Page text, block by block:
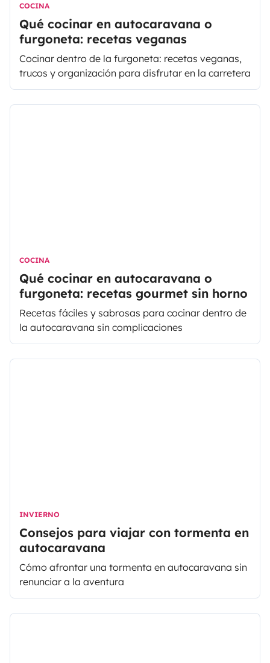
COCINA
Qué cocinar en autocaravana o
furgoneta: recetas veganas
Cocinar dentro de la furgoneta: recetas veganas,
trucos y organización para disfrutar en la carretera
COCINA
Qué cocinar en autocaravana o
furgoneta: recetas gourmet sin horno
Recetas fáciles y sabrosas para cocinar dentro de
la autocaravana sin complicaciones
INVIERNO
Consejos para viajar con tormenta en
autocaravana
Cómo afrontar una tormenta en autocaravana sin
renunciar a la aventura